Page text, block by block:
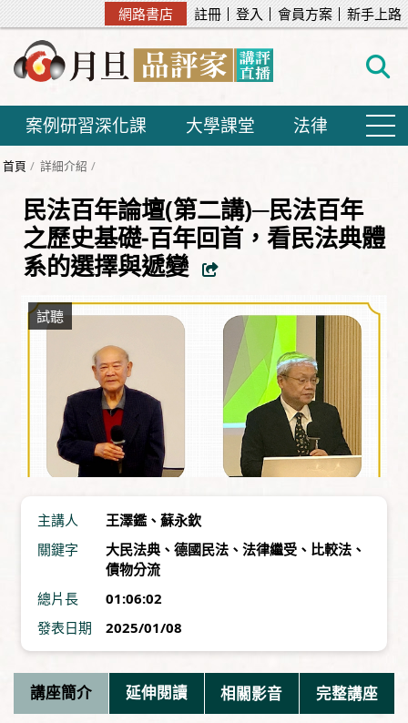
網路書店 註冊 登入 會員方案 新手上路
案例研習深化課 大學課堂 法律
首頁 詳細介紹
民法百年論壇(第二講)─民法百年
之歷史基礎-百年回首，看民法典體
系的選擇與遞變
主講人 王澤鑑 、 蘇永欽
關鍵字
大民法典 、 德國民法 、 法律繼受 、 比較法 、
債物分流
總片長
01:06:02
發表日期
2025/01/08
講座簡介 延伸閱讀 相關影音 完整講座